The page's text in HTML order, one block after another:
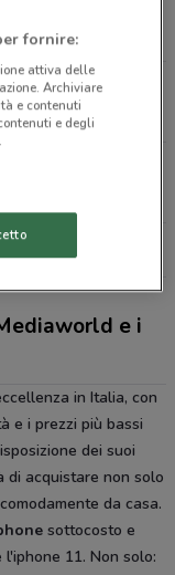
e i
in Italia, con
e i prezzi più bassi
dei suoi
di acquistare non solo
da casa.
sottocosto e
11. Non solo:
fornire:
attiva delle
Archiviare
e contenuti
e degli